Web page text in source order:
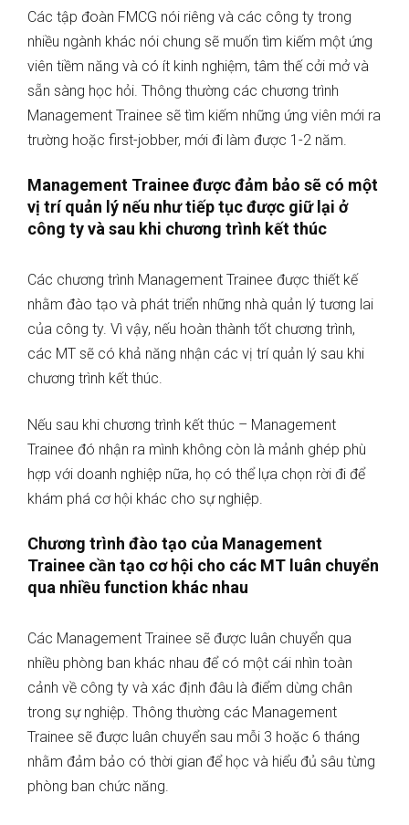
Các tập đoàn FMCG nói riêng và các công ty trong
nhiều ngành khác nói chung sẽ muốn tìm kiếm một ứng
viên tiềm năng và có ít kinh nghiệm, tâm thế cởi mở và
sẵn sàng học hỏi. Thông thường các chương trình
Management Trainee sẽ tìm kiếm những ứng viên mới ra
trường hoặc first-jobber, mới đi làm được 1-2 năm.
Management Trainee được đảm bảo sẽ có một
vị trí quản lý nếu như tiếp tục được giữ lại ở
công ty và sau khi chương trình kết thúc
Các chương trình Management Trainee được thiết kế
nhằm đào tạo và phát triển những nhà quản lý tương lai
của công ty. Vì vậy, nếu hoàn thành tốt chương trình,
các MT sẽ có khả năng nhận các vị trí quản lý sau khi
chương trình kết thúc.
Nếu sau khi chương trình kết thúc – Management
Trainee đó nhận ra mình không còn là mảnh ghép phù
hợp với doanh nghiệp nữa, họ có thể lựa chọn rời đi để
khám phá cơ hội khác cho sự nghiệp.
Chương trình đào tạo của Management
Trainee cần tạo cơ hội cho các MT luân chuyển
qua nhiều function khác nhau
Các Management Trainee sẽ được luân chuyển qua
nhiều phòng ban khác nhau để có một cái nhìn toàn
cảnh về công ty và xác định đâu là điểm dừng chân
trong sự nghiệp. Thông thường các Management
Trainee sẽ được luân chuyển sau mỗi 3 hoặc 6 tháng
nhằm đảm bảo có thời gian để học và hiểu đủ sâu từng
phòng ban chức năng.